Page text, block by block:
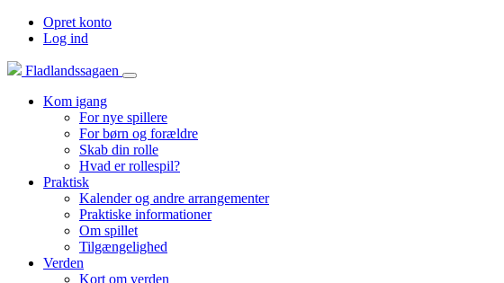
Opret konto
Log ind
Fladlandssagaen
Kom igang
For nye spillere
For børn og forældre
Skab din rolle
Hvad er rollespil?
Praktisk
Kalender og andre arrangementer
Praktiske informationer
Om spillet
Tilgængelighed
Verden
Kort om verden